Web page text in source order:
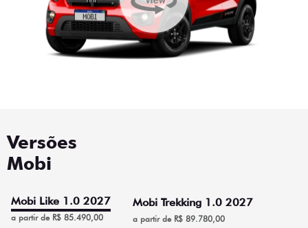
Versões
Mobi
Mobi Like 1.0 2027
a partir de R$ 85.490,00
Mobi Trekking 1.0 2027
a partir de R$ 89.780,00